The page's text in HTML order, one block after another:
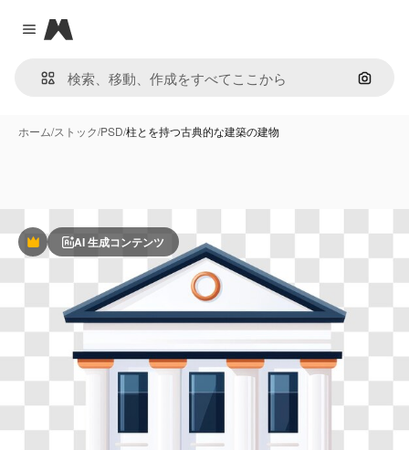
Close menu
Magnific
画像で
ホーム/ストック/PSD/柱とを持つ古典的な建築の建物
PremiumAI 生成コンテンツ